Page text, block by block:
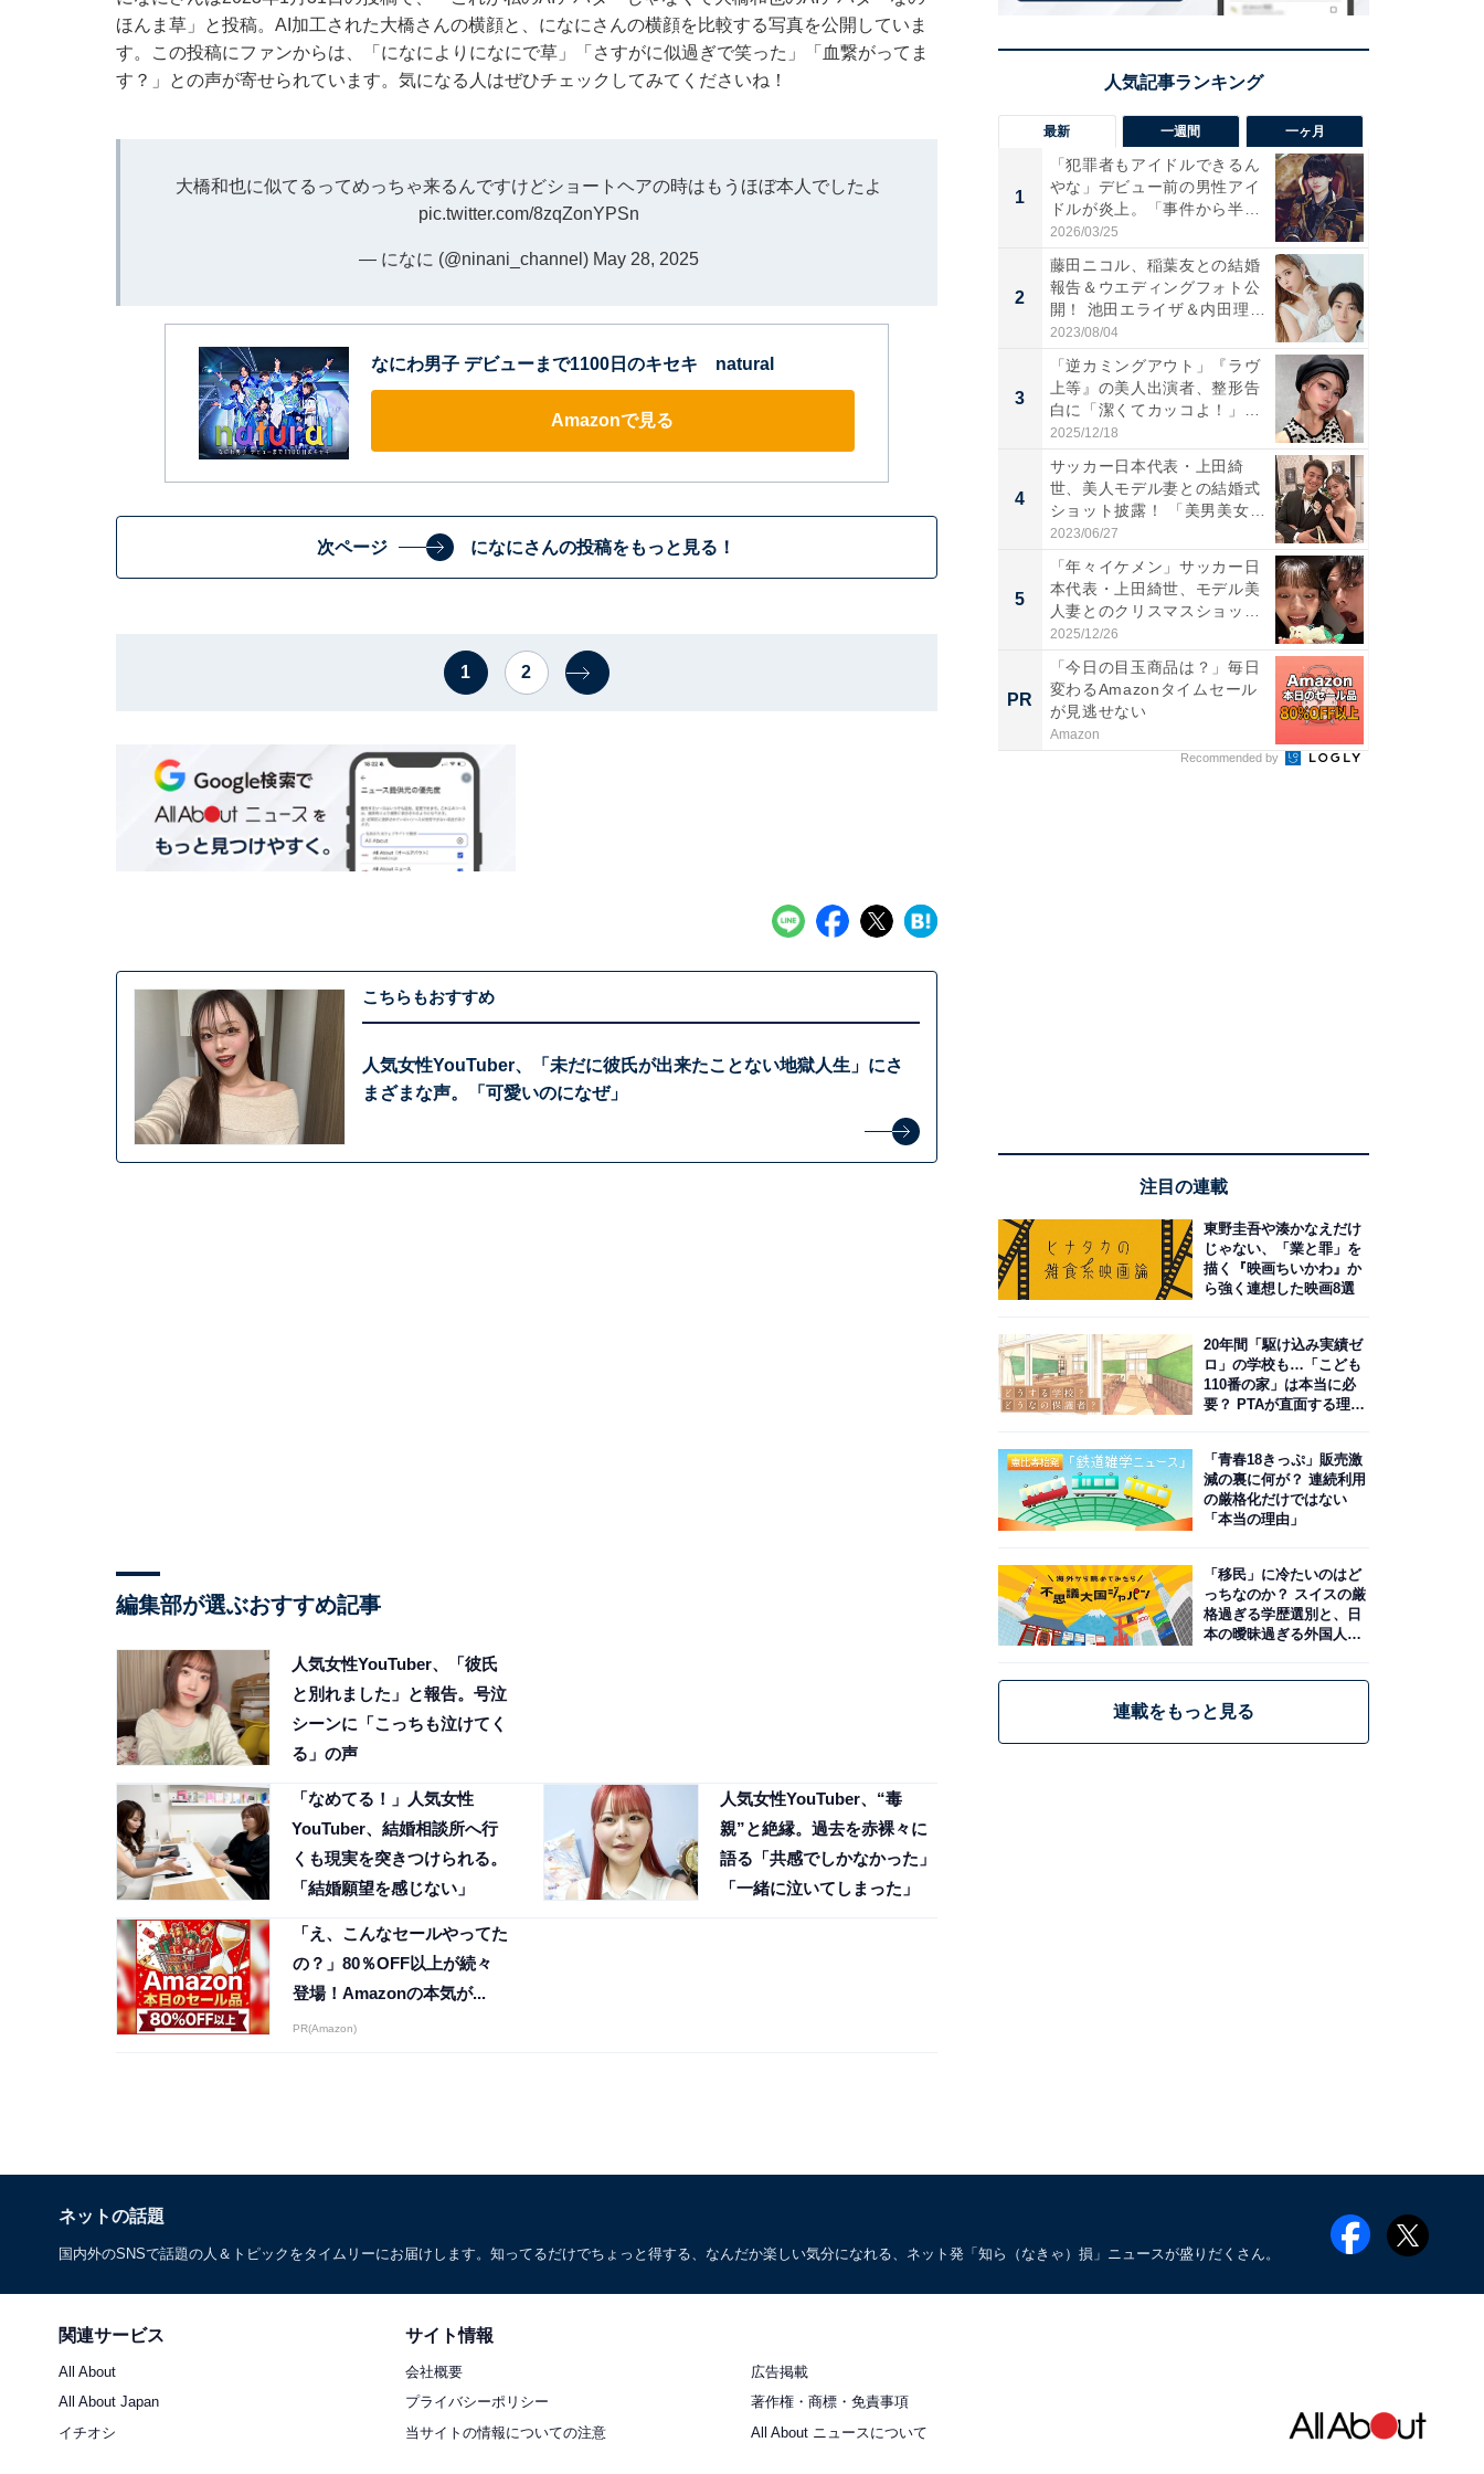
ほんま草」と投稿。AI加工された大橋さんの横顔と、になにさんの横顔を比較する写真を公開していま
す。この投稿にファンからは、「になによりになにで草」「さすがに似過ぎで笑った」「血繋がってま
す？」との声が寄せられています。気になる人はぜひチェックしてみてくださいね！
大橋和也に似てるってめっちゃ来るんですけどショートヘアの時はもうほぼ本人でしたよ
pic.twitter.com/8zqZonYPSn
— になに (@ninani_channel) May 28, 2025
なにわ男子 デビューまで1100日のキセキ natural
Amazonで見る
次ページ になにさんの投稿をもっと見る！
1 2
こちらもおすすめ
人気女性YouTuber、「未だに彼氏が出来たことない地獄人生」にさ
まざまな声。「可愛いのになぜ」
編集部が選ぶおすすめ記事
人気女性YouTuber、「彼氏
と別れました」と報告。号泣
シーンに「こっちも泣けてく
る」の声
「なめてる！」人気女性
YouTuber、結婚相談所へ行
くも現実を突きつけられる。
「結婚願望を感じない」
人気女性YouTuber、“毒
親”と絶縁。過去を赤裸々に
語る「共感でしかなかった」
「一緒に泣いてしまった」
「え、こんなセールやってた
の？」80％OFF以上が続々
登場！Amazonの本気が...
PR(Amazon)
最新 一週間 一ヶ月
1
「犯罪者もアイドルできるん
やな」デビュー前の男性アイ
ドルが炎上。「事件から半年
も...
2026/03/25
2
藤田ニコル、稲葉友との結婚
報告＆ウエディングフォト公
開！ 池田エライザ＆内田理
央...
2023/08/04
3
「逆カミングアウト」『ラヴ
上等』の美人出演者、整形告
白に「潔くてカッコよ！」
「好...
2025/12/18
4
サッカー日本代表・上田綺
世、美人モデル妻との結婚式
ショット披露！ 「美男美女」
「...
2023/06/27
5
「年々イケメン」サッカー日
本代表・上田綺世、モデル美
人妻とのクリスマスショット
に...
2025/12/26
PR
「今日の目玉商品は？」毎日
変わるAmazonタイムセール
が見逃せない
Amazon
Recommended by
注目の連載
東野圭吾や湊かなえだけ
じゃない、「業と罪」を
描く『映画ちいかわ』か
ら強く連想した映画8選
20年間「駆け込み実績ゼ
ロ」の学校も…「こども
110番の家」は本当に必
要？ PTAが直面する理想
「青春18きっぷ」販売激
減の裏に何が？ 連続利用
の厳格化だけではない
「本当の理由」
「移民」に冷たいのはど
っちなのか？ スイスの厳
格過ぎる学歴選別と、日
本の曖昧過ぎる外国人政
連載をもっと見る
ネットの話題
国内外のSNSで話題の人＆トピックをタイムリーにお届けします。知ってるだけでちょっと得する、なんだか楽しい気分になれる、ネット発「知ら（なきゃ）損」ニュースが盛りだくさん。
関連サービス
All About
All About Japan
イチオシ
サイト情報
会社概要
広告掲載
プライバシーポリシー
著作権・商標・免責事項
当サイトの情報についての注意
All About ニュースについて